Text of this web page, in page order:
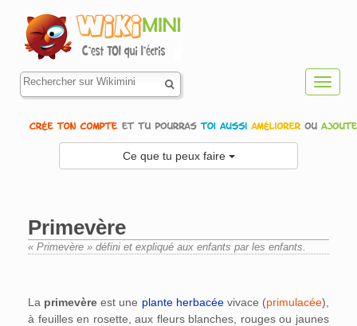
Ce que tu peux faire
Primevère
« Primevère » défini et expliqué aux enfants par les enfants.
La primevère est une plante herbacéevivace (primulacée),
à feuilles en rosette, aux fleurs blanches, rouges ou jaunes